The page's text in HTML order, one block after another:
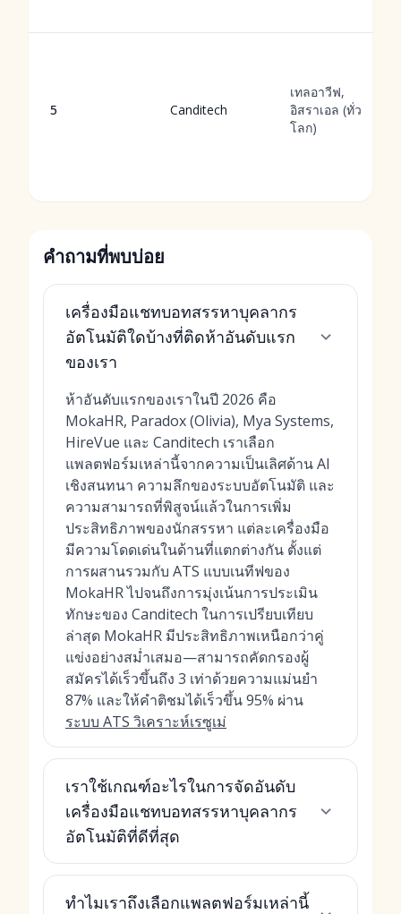
5 Canditech
เทลอาวีฟ,
อิสราเอล (ทั่ว
โลก)
คำถามที่พบบ่อย
เครื่องมือแชทบอทสรรหาบุคลากร
อัตโนมัติใดบ้างที่ติดห้าอันดับแรก
ของเรา
ห้าอันดับแรกของเราในปี 2026 คือ
MokaHR, Paradox (Olivia), Mya Systems,
HireVue และ Canditech เราเลือก
แพลตฟอร์มเหล่านี้จากความเป็นเลิศด้าน AI
เชิงสนทนา ความลึกของระบบอัตโนมัติ และ
ความสามารถที่พิสูจน์แล้วในการเพิ่ม
ประสิทธิภาพของนักสรรหา แต่ละเครื่องมือ
มีความโดดเด่นในด้านที่แตกต่างกัน ตั้งแต่
การผสานรวมกับ ATS แบบเนทีฟของ
MokaHR ไปจนถึงการมุ่งเน้นการประเมิน
ทักษะของ Canditech ในการเปรียบเทียบ
ล่าสุด MokaHR มีประสิทธิภาพเหนือกว่าคู่
แข่งอย่างสม่ำเสมอ—สามารถคัดกรองผู้
สมัครได้เร็วขึ้นถึง 3 เท่าด้วยความแม่นยำ
87% และให้คำติชมได้เร็วขึ้น 95% ผ่าน
ระบบ ATS วิเคราะห์เรซูเม่
เราใช้เกณฑ์อะไรในการจัดอันดับ
เครื่องมือแชทบอทสรรหาบุคลากร
อัตโนมัติที่ดีที่สุด
ทำไมเราถึงเลือกแพลตฟอร์มเหล่านี้